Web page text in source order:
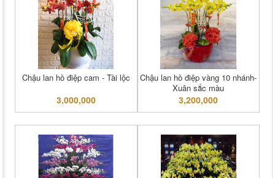
Chậu lan hồ điệp cam - Tài lộc
3,000,000
Chậu lan hồ điệp vàng 10 nhánh-
Xuân sắc màu
3,200,000